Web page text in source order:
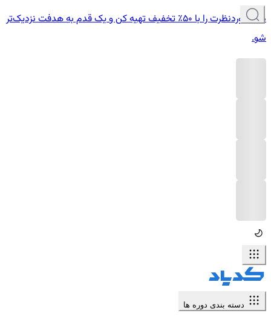
دوره موردنظرت را با ۵۰٪ تخفیف تهیه کن و یک قدم به هدفت نزدیک‌تر
شو.
دسته بندی دوره ها